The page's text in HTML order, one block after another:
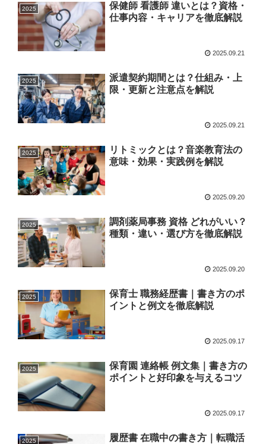
2025
保健師 看護師 違いとは？資格・
仕事内容・キャリアを徹底解説
2025.09.21
2025
派遣契約期間とは？仕組み・上
限・更新と注意点を解説
2025.09.21
2025
リトミックとは？音楽教育法の
意味・効果・実践例を解説
2025.09.20
2025
調剤薬局事務 資格 どれがいい？
種類・違い・選び方を徹底解説
2025.09.20
2025
保育士 職務経歴書｜書き方のポ
イントと例文を徹底解説
2025.09.17
2025
保育園 連絡帳 例文集｜書き方の
ポイントと好印象を与えるコツ
2025.09.17
2025 履歴書 在職中の書き方｜転職活